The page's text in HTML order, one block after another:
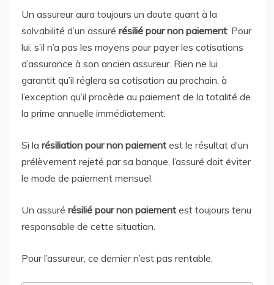
Un assureur aura toujours un doute quant à la
solvabilité d’un assuré résilié pour non paiement: Pour
lui, s’il n’a pas les moyens pour payer les cotisations
d’assurance à son ancien assureur. Rien ne lui
garantit qu’il réglera sa cotisation au prochain, à
l’exception qu’il procède au paiement de la totalité de
la prime annuelle immédiatement.
Si la résiliation pour non paiement est le résultat d’un
prélèvement rejeté par sa banque, l’assuré doit éviter
le mode de paiement mensuel.
Un assuré résilié pour non paiement est toujours tenu
responsable de cette situation.
Pour l’assureur, ce dernier n’est pas rentable.